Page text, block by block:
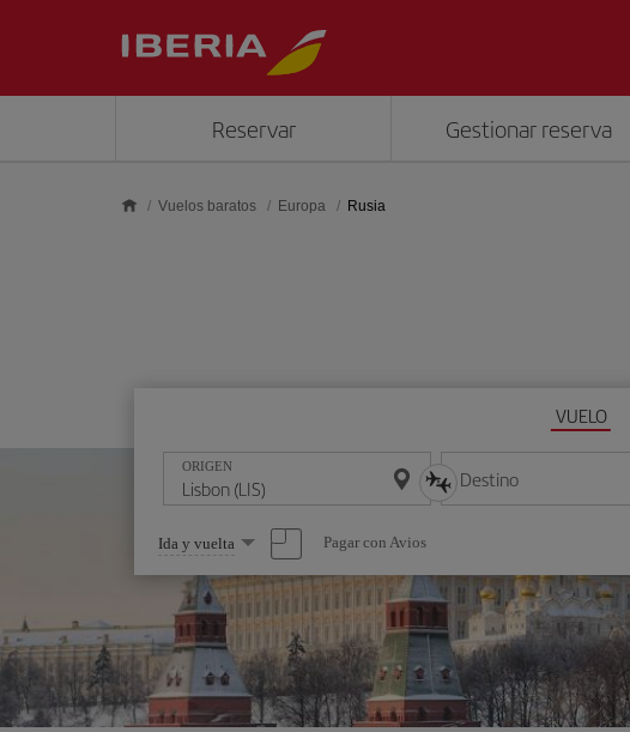
Reservar Gestionar reserva
Vuelos baratos Europa Rusia
VUELO
ORIGEN Destino
Seleccione
una
opción
Ida y vuelta Pagar con Avios